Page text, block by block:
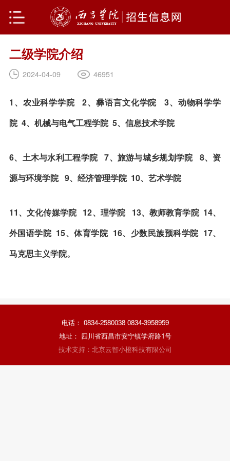
二级学院介绍
2024-04-09 46951
1、农业科学学院 2、彝语言文化学院
3、动物科学学
院 4、机械与电气工程学院 5、信息技术学院
6、土木与水利工程学院 7、旅游与城乡规划学院 8、资
源与环境学院 9、经济管理学院 10、艺术学院
11、文化传媒学院 12、理学院 13、教师教育学院 14、
外国语学院 15、体育学院 16、少数民族预科学院 17、
马克思主义学院。
电话： 0834-2580038 0834-3958959
地址： 四川省西昌市安宁镇学府路1号
技术支持：北京云智小橙科技有限公司